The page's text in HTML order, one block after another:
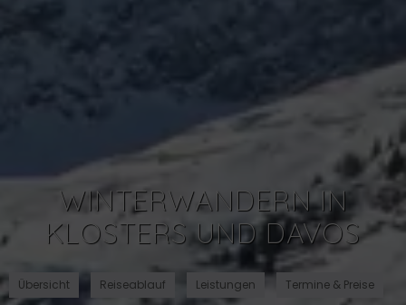
WINTERWANDERN IN
KLOSTERS UND DAVOS
Übersicht Reiseablauf Leistungen Termine & Preise